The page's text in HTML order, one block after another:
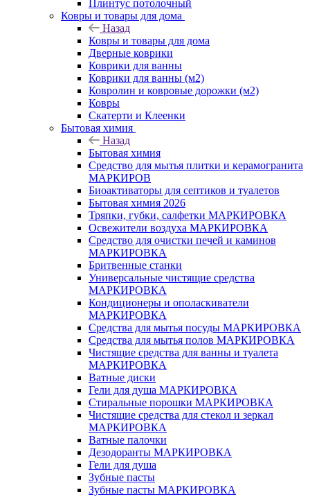
Плинтус потолочный
Ковры и товары для дома
Назад
Ковры и товары для дома
Дверные коврики
Коврики для ванны
Коврики для ванны (м2)
Ковролин и ковровые дорожки (м2)
Ковры
Скатерти и Клеенки
Бытовая химия
Назад
Бытовая химия
Средство для мытья плитки и керамогранита
МАРКИРОВ
Биоактиваторы для септиков и туалетов
Бытовая химия 2026
Тряпки, губки, салфетки МАРКИРОВКА
Освежители воздуха МАРКИРОВКА
Средство для очистки печей и каминов
МАРКИРОВКА
Бритвенные станки
Универсальные чистящие средства
МАРКИРОВКА
Кондиционеры и ополаскиватели
МАРКИРОВКА
Средства для мытья посуды МАРКИРОВКА
Средства для мытья полов МАРКИРОВКА
Чистящие средства для ванны и туалета
МАРКИРОВКА
Ватные диски
Гели для душа МАРКИРОВКА
Стиральные порошки МАРКИРОВКА
Чистящие средства для стекол и зеркал
МАРКИРОВКА
Ватные палочки
Дезодоранты МАРКИРОВКА
Гели для душа
Зубные пасты
Зубные пасты МАРКИРОВКА